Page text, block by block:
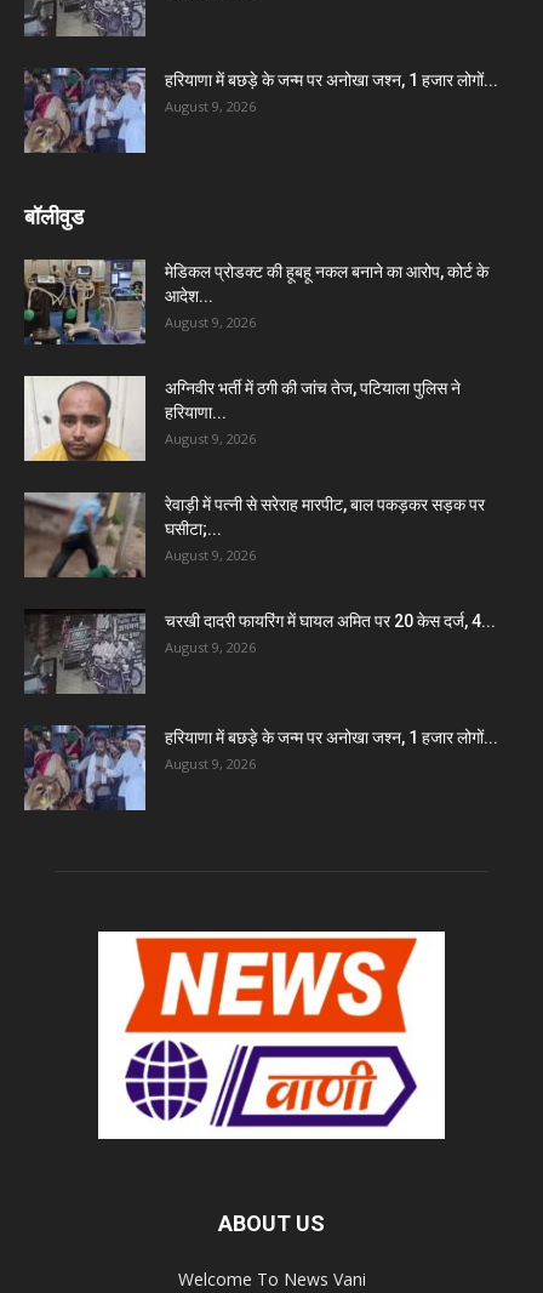
हरियाणा में बछड़े के जन्म पर अनोखा जश्न, 1 हजार लोगों...
August 9, 2026
बॉलीवुड
मेडिकल प्रोडक्ट की हूबहू नकल बनाने का आरोप, कोर्ट के
आदेश...
August 9, 2026
अग्निवीर भर्ती में ठगी की जांच तेज, पटियाला पुलिस ने
हरियाणा...
August 9, 2026
रेवाड़ी में पत्नी से सरेराह मारपीट, बाल पकड़कर सड़क पर
घसीटा;...
August 9, 2026
चरखी दादरी फायरिंग में घायल अमित पर 20 केस दर्ज, 4...
August 9, 2026
हरियाणा में बछड़े के जन्म पर अनोखा जश्न, 1 हजार लोगों...
August 9, 2026
ABOUT US
Welcome To News Vani